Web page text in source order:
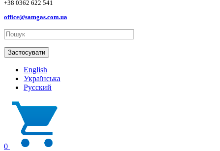
+38 0362 622 541
office@samgas.com.ua
Застосувати
English
Українська
Русский
0